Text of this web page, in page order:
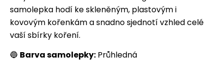
samolepka hodí ke skleněným, plastovým i
kovovým kořenkám a snadno sjednotí vzhled celé
vaší sbírky koření.
🔵 Barva samolepky: Průhledná